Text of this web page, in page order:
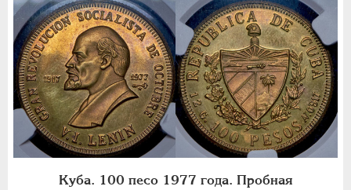
Куба. 100 песо 1977 года. Пробная